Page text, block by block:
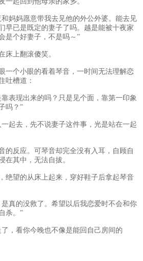
妈愿意带我去见他的外公外婆。能去见
早已是既定的妻子了吗。越是能被十夜家
是个好妻子，不是吗～”
上翻滚傻笑。
个小眼的看着琴音，一时间无法理解恋
吐槽道：
现出来的吗？只是见个面，靠第一印象
吗？”
去，先不说妻子这件事，光是站在一起
反应。可琴音却完全没有入耳，自顾自
在其中，无法自拔。
望的从床上起来，穿好鞋子后拿起琴音
的没救了。希望以后我恋爱时不会和你
杀。”
看你今晚也不像是能回自己房间的